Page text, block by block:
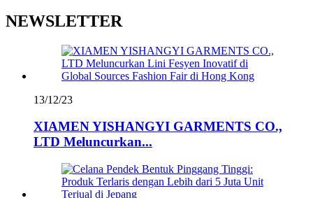
NEWSLETTER
13/12/23
XIAMEN YISHANGYI GARMENTS CO.,
LTD Meluncurkan...